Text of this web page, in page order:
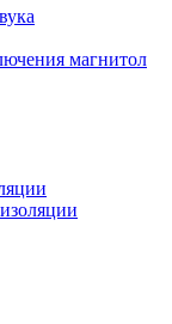
магнитол